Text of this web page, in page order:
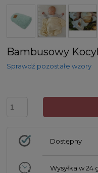
Bambusowy
Sprawdź pozostałe wzory
Dostępny
Wysyłka w24